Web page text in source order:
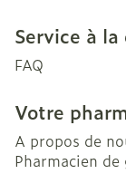
Service à
FAQ
Votre
A propos de
Pharmacien de